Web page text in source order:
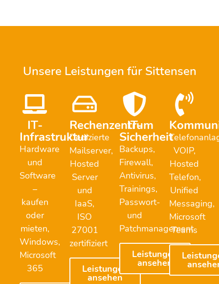
Unsere Leistungen für Sittensen
IT-
Infrastruktur
Hardware
und
Software
–
kaufen
oder
mieten,
Windows,
Microsoft
365
Rechenzentrum
Dedizierte
Mailserver,
Hosted
Server
und
IaaS,
ISO
27001
zertifiziert
Leistungen
ansehen
IT-
Sicherheit
Backups,
Firewall,
Antivirus,
Trainings,
Passwort-
und
Patchmanagement
Leistungen
ansehen
VOIP,
Hosted
Telefon,
Unified
Messaging,
Microsoft
Teams